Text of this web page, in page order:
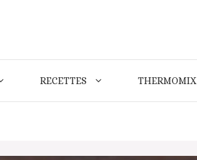
RECETTES THERMOMIX